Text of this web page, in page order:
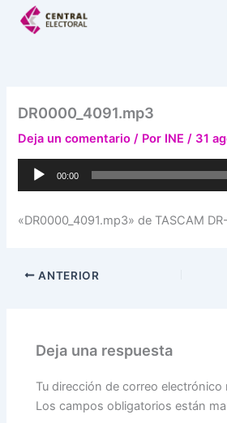
DR0000_4091.mp3
Deja un comentario / Por INE/ 31
Reproductor
00:00
«DR0000_4091.mp3» de TASCAM
ANTERIOR
Deja una respuesta
Tu dirección de correo electrónico
Los campos obligatorios están